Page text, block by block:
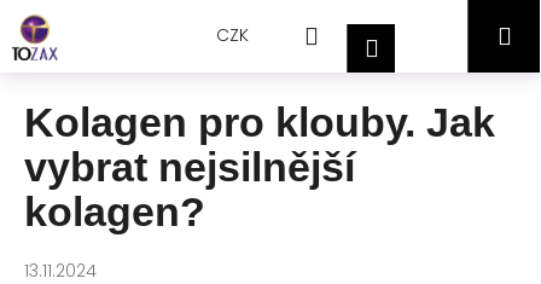
Přejít
obsah
CZK HledatPřihlášeníNákupní
košík
Kolagen pro klouby. Jak
vybrat nejsilnější
kolagen?
13.11.2024
o
C
o
p
o
t